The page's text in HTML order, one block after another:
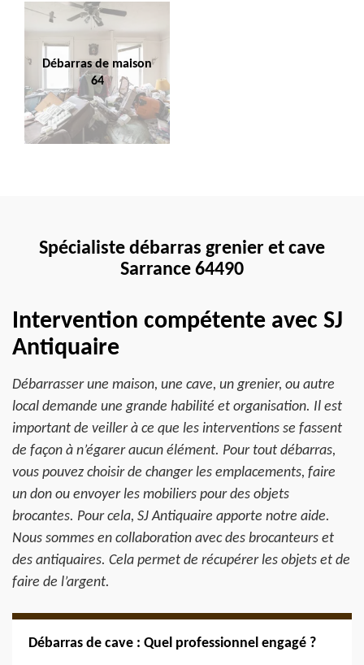
Débarras de maison
64
Spécialiste débarras grenier et cave
Sarrance 64490
Intervention compétente avec SJ
Antiquaire
Débarrasser une maison, une cave, un grenier, ou autre
local demande une grande habilité et organisation. Il est
important de veiller à ce que les interventions se fassent
de façon à n’égarer aucun élément. Pour tout débarras,
vous pouvez choisir de changer les emplacements, faire
un don ou envoyer les mobiliers pour des objets
brocantes. Pour cela, SJ Antiquaire apporte notre aide.
Nous sommes en collaboration avec des brocanteurs et
des antiquaires. Cela permet de récupérer les objets et de
faire de l’argent.
Débarras de cave : Quel professionnel engagé ?